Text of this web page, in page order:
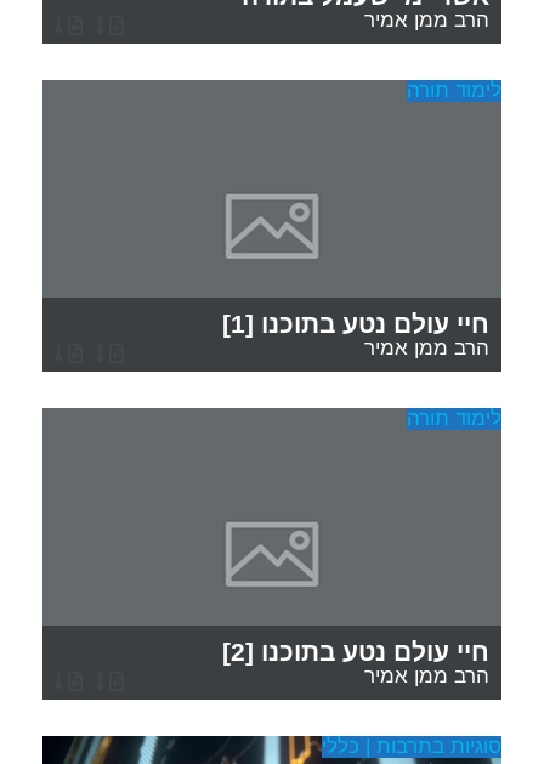
הרב ממן אמיר
לימוד תורה
חיי עולם נטע בתוכנו [1]
הרב ממן אמיר
לימוד תורה
חיי עולם נטע בתוכנו [2]
הרב ממן אמיר
סוגיות בתרבות | כללי